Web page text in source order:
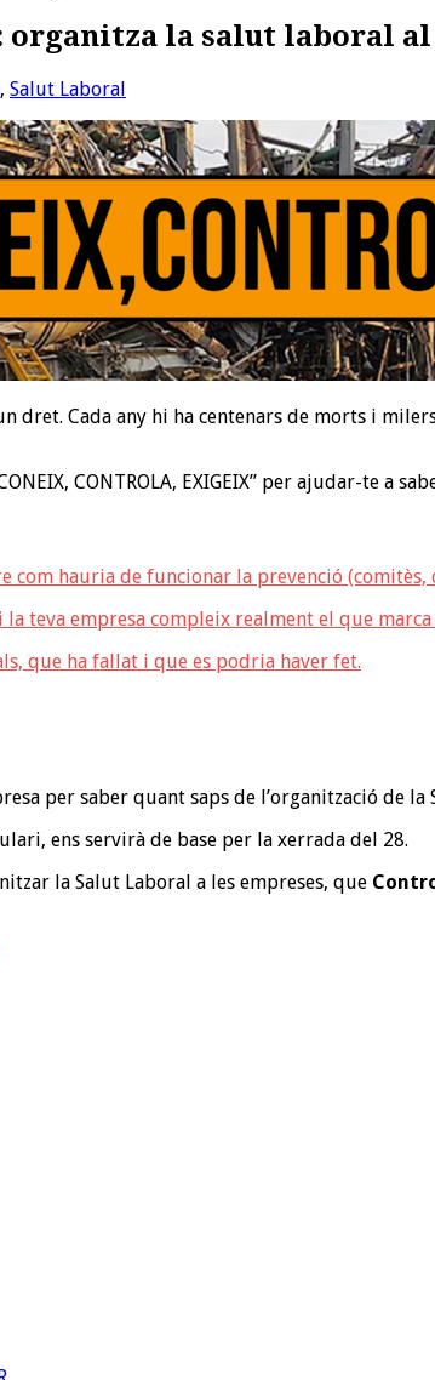
la salut laboral
, Salut Laboral
dret. Cada any hi ha centenars de morts i
CONTROLA, EXIGEIX” per ajudar-te a
com hauria de funcionar la prevenció
teva empresa compleix realment el que
que ha fallat i que es podria haver fet.
per saber quant saps de l’organització de
ens servirà de base per la xerrada del 28.
la Salut Laboral a les empreses, que